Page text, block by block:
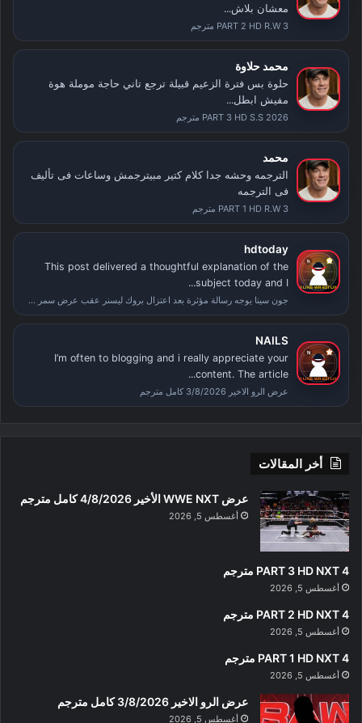
معشان بلاش...
PART 2 HD R.W 3 مترجم
محمد حلاوة
حلوة بس فترة الزعيم قبيلة ترجع تاني حاجة موملة هوة
مفيش ابطل...
PART 3 HD S.S 2026 مترجم
محمد
الترجمه وحشه جدا كلام كتير مبيترجمش وساعات فى تأليف
فى الترجمه
PART 1 HD R.W 3 مترجم
hdtoday
This post delivered a thoughtful explanation of the
subject today and I...
جون سينا يوجه رسالة مؤثرة بعد اعتزال بروك ليسنر عقب عرض سمر سلام
NAILS
I’m often to blogging and i really appreciate your
content. The article...
عرض الرو الاخير 3/8/2026 كامل مترجم
أخر المقالات
عرض WWE NXT الأخير 4/8/2026 كامل مترجم
أغسطس 5, 2026
PART 3 HD NXT 4 مترجم
أغسطس 5, 2026
PART 2 HD NXT 4 مترجم
أغسطس 5, 2026
PART 1 HD NXT 4 مترجم
أغسطس 5, 2026
عرض الرو الاخير 3/8/2026 كامل مترجم
أغسطس 5, 2026